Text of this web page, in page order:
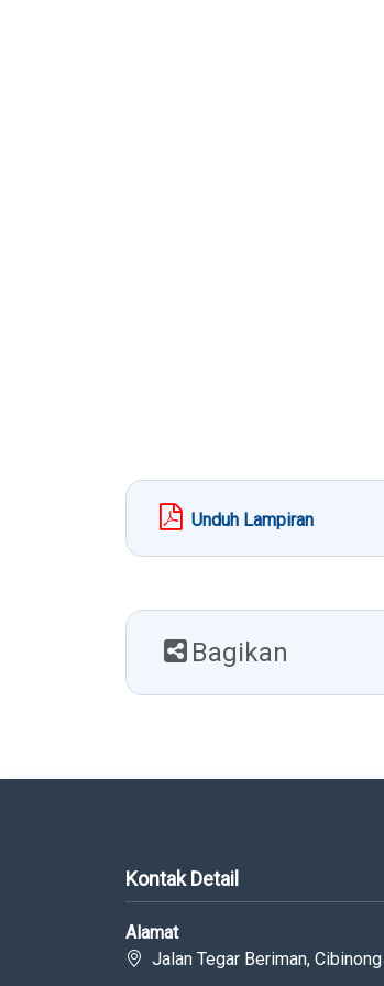
Unduh Lampiran
Bagikan
Kontak Detail
Alamat
Jalan Tegar Beriman, Cibinong